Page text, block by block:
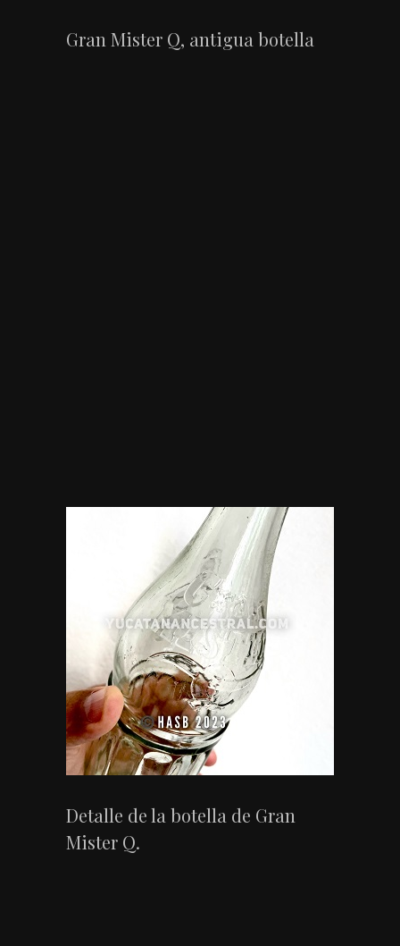
Gran Mister Q, antigua botella
Detalle de la botella de Gran
Mister Q.